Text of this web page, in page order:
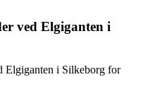
ved Elgiganten i
Elgiganten i Silkeborg for